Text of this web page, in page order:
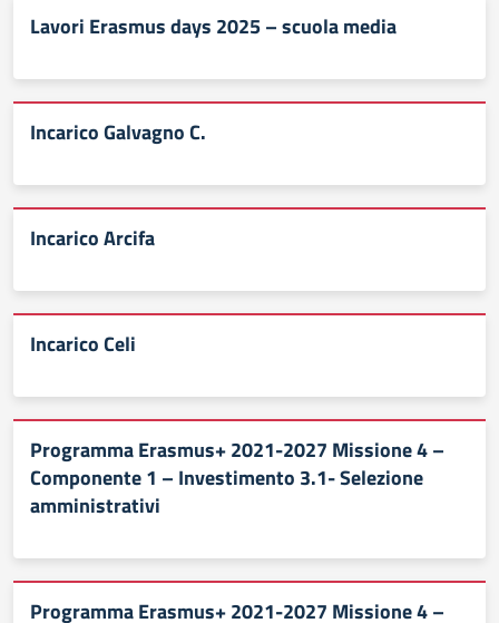
Lavori Erasmus days 2025 – scuola media
Incarico Galvagno C.
Incarico Arcifa
Incarico Celi
Programma Erasmus+ 2021-2027 Missione 4 –
Componente 1 – Investimento 3.1- Selezione
amministrativi
Programma Erasmus+ 2021-2027 Missione 4 –